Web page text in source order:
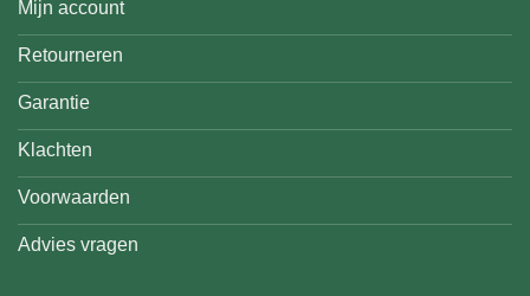
Mijn account
Retourneren
Garantie
Klachten
Voorwaarden
Advies vragen